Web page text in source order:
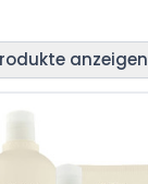
anzeigen